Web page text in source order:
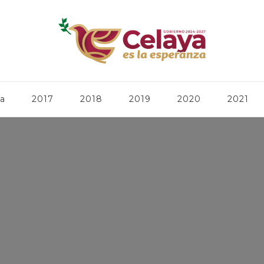
2017 2018 2019 2020 2021